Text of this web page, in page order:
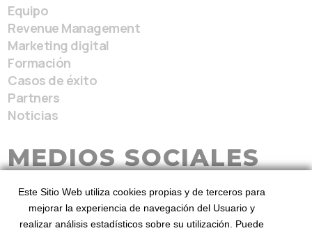
Equipo
Revenue Management
Marketing digital
Formación
Casos de éxito
Partners
Noticias
MEDIOS SOCIALES
Este Sitio Web utiliza cookies propias y de terceros para
mejorar la experiencia de navegación del Usuario y
realizar análisis estadísticos sobre su utilización. Puede